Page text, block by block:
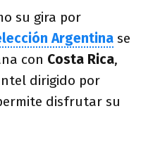
su gira por
Argentina se
con Costa Rica,
dirigido por
disfrutar su